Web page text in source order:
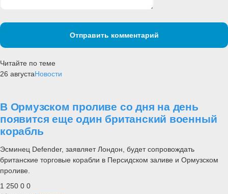
Отправить комментарий
Читайте по теме
26 августаНовости
В Ормузском проливе со дня на день
появится еще один британский военный
корабль
Эсминец Defender, заявляет Лондон, будет сопровождать
британские торговые корабли в Персидском заливе и Ормузском
проливе.
1 250 0 0